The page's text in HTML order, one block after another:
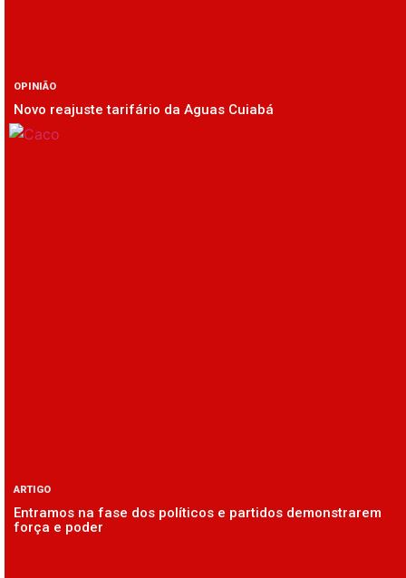
OPINIÃO
Novo reajuste tarifário da Aguas Cuiabá
ARTIGO
Entramos na fase dos políticos e partidos demonstrarem
força e poder